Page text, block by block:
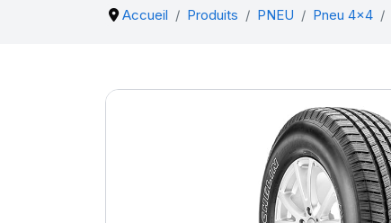
Accueil Produits PNEU Pneu 4x4